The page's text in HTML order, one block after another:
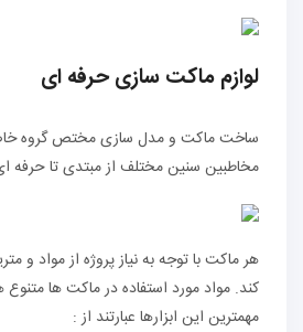
لوازم ماکت سازی حرفه ای
ساخت ماکت و مدل سازی مختص گروه
مخاطبین سنین مختلف از مبتدی تا حرفه
هر ماکت با توجه به نیاز پروژه از مواد و
کند. مواد مورد استفاده در ماکت ها
مهمترین این ابزارها عبارتند از :